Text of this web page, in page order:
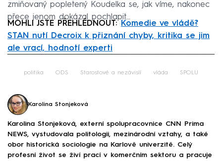
zmiňovaný popletený Koudelka se, jak víme, nakonec
přece jenom dokázal pochlapit...
MOHLI JSTE PŘEHLÉDNOUT: Komedie ve vládě?
STAN nutí Decroix k přiznání chyby, kritika se jim
ale vrací, hodnotí experti
politika ODS Starostové a nezávislí vláda SPOLU
Karolina Stonjeková
Karolina Stonjeková, externí spolupracovnice CNN Prima
NEWS, vystudovala politologii, mezinárodní vztahy, a také
obor historická sociologie na Karlově univerzitě. Celý
profesní život se živí prací v komerčním sektoru a pracuje